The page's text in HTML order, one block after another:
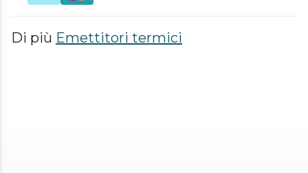
Di più Emettitori termici